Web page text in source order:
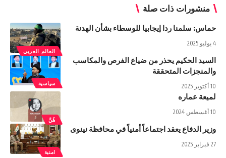
منشورات ذات صلة
العالم العربي
حماس: سلمنا ردا إيجابيا للوسطاء بشأن الهدنة
4 يوليو 2025
سياسية
السيد الحكيم يحذر من ضياع الفرص والمكاسب
والمنجزات المتحققة
10 أكتوبر 2025
هُنَّ
لميعة عماره
10 أغسطس 2024
امنية
وزير الدفاع يعقد اجتماعاً أمنياً في محافظة نينوى
27 فبراير 2025